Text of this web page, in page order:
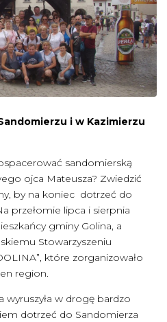
i w Kazimierzu
sandomierską
ojca Mateusza? Zwiedzić
by na koniec dotrzeć do
przełomie lipca i sierpnia
gminy Golina, a
Stowarzyszeniu
które zorganizowało
region.
w drogę bardzo
dotrzeć do Sandomierza